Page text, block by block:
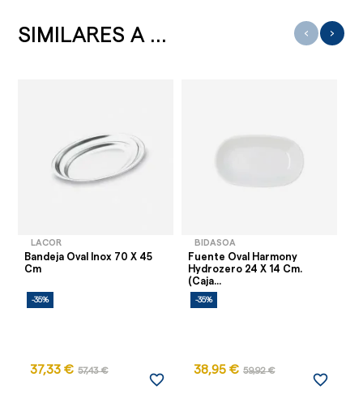
SIMILARES A ...
LACOR
Bandeja Oval Inox 70 X 45
Cm
-35%
37,33 € 57,43 €
favorite_border
BIDASOA
Fuente Oval Harmony
Hydrozero 24 X 14 Cm.
(Caja...
-35%
38,95 € 59,92 €
favorite_border
‹ ›